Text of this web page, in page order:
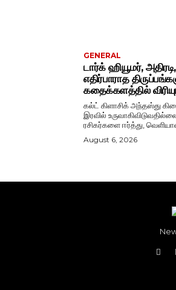
GENERAL
டார்க் ஹியூமர்,
எதிர்பாராத
கதைக்களத்தில்
கல்ட் கிளாசிக் அந்தஸ்து
இரவில்
ரசிகர்களை ஈர்த்து,
August 6, 2026